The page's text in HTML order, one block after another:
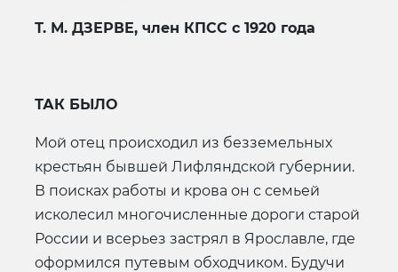
Т. М. ДЗЕРВЕ, член КПСС с 1920 года
ТАК БЫЛО
Мой отец происходил из безземельных
крестьян бывшей Лифляндской губернии.
В поисках работы и крова он с семьей
исколесил многочисленные дороги старой
России и всерьез застрял в Ярославле, где
оформился путевым обходчиком. Будучи